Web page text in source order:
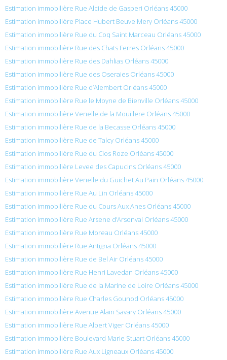
Estimation immobilière Rue Alcide de Gasperi Orléans 45000
Estimation immobilière Place Hubert Beuve Mery Orléans 45000
Estimation immobilière Rue du Coq Saint Marceau Orléans 45000
Estimation immobilière Rue des Chats Ferres Orléans 45000
Estimation immobilière Rue des Dahlias Orléans 45000
Estimation immobilière Rue des Oseraies Orléans 45000
Estimation immobilière Rue d’Alembert Orléans 45000
Estimation immobilière Rue le Moyne de Bienville Orléans 45000
Estimation immobilière Venelle de la Mouillere Orléans 45000
Estimation immobilière Rue de la Becasse Orléans 45000
Estimation immobilière Rue de Talcy Orléans 45000
Estimation immobilière Rue du Clos Roze Orléans 45000
Estimation immobilière Levee des Capucins Orléans 45000
Estimation immobilière Venelle du Guichet Au Pain Orléans 45000
Estimation immobilière Rue Au Lin Orléans 45000
Estimation immobilière Rue du Cours Aux Anes Orléans 45000
Estimation immobilière Rue Arsene d’Arsonval Orléans 45000
Estimation immobilière Rue Moreau Orléans 45000
Estimation immobilière Rue Antigna Orléans 45000
Estimation immobilière Rue de Bel Air Orléans 45000
Estimation immobilière Rue Henri Lavedan Orléans 45000
Estimation immobilière Rue de la Marine de Loire Orléans 45000
Estimation immobilière Rue Charles Gounod Orléans 45000
Estimation immobilière Avenue Alain Savary Orléans 45000
Estimation immobilière Rue Albert Viger Orléans 45000
Estimation immobilière Boulevard Marie Stuart Orléans 45000
Estimation immobilière Rue Aux Ligneaux Orléans 45000